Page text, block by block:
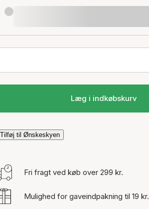
Læg i indkøbskurv
Tilføj til Ønskeskyen
Fri fragt ved køb over 299 kr.
Mulighed for gaveindpakning til 19 kr.